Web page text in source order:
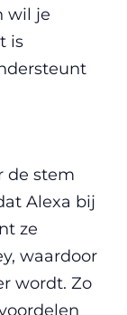
wil je
is
de stem
Alexa bij
ze
waardoor
wordt. Zo